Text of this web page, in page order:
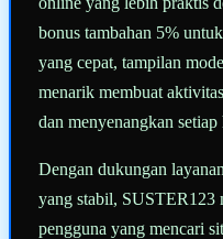
bonus tambahan 5%
yang cepat, tampilan
menarik membuat
dan menyenangkan setiap
Dengan dukungan
yang stabil, SUSTER123
pengguna yang mencari